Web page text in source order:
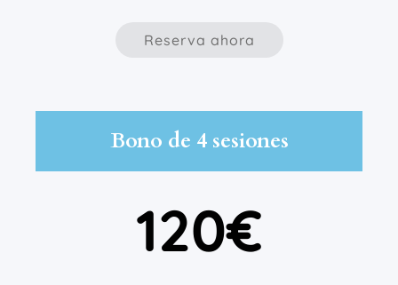
Reserva ahora
Bono de 4 sesiones
120€